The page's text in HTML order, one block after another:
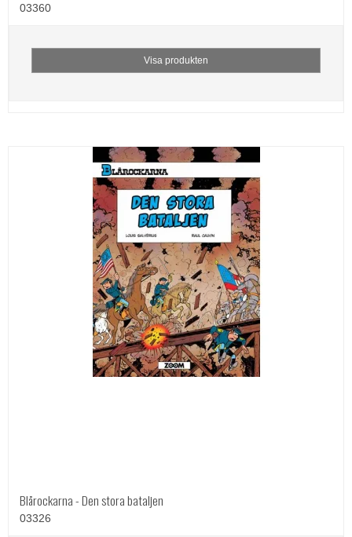
03360
Visa produkten
Blårockarna - Den stora bataljen
03326